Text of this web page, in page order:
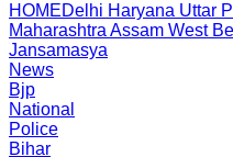
HOMEDelhi Haryana Uttar
Maharashtra Assam West
Jansamasya
News
Bjp
National
Police
Bihar